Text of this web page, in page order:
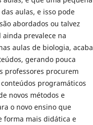
aulas, e isso pode
abordados ou talvez
prevalece na
aulas de biologia, acaba
gerando pouca
professores procurem
programáticos
novos métodos e
o novo ensino que
forma mais didática e